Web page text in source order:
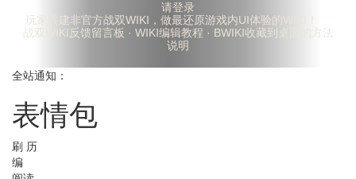
请登录
玩家共建非官方战双WIKI，做最还原游戏内UI体验的WIKI！
战双WIKI反馈留言板 · WIKI编辑教程 · BWIKI收藏到桌面的方法
说明
全站通知：
表情包
刷 历
编